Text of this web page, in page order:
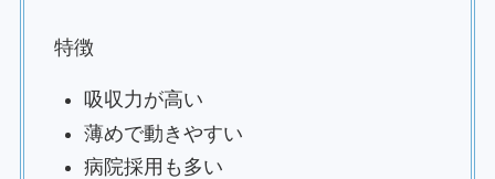
特徴
吸収力が高い
薄めで動きやすい
病院採用も多い